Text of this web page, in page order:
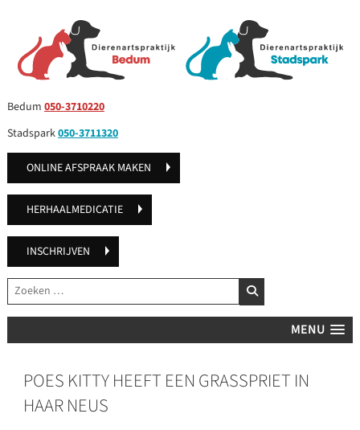
Bedum 050-3710220
Stadspark050-3711320
ONLINE AFSPRAAK MAKEN
HERHAALMEDICATIE
INSCHRIJVEN
Zoeken ZOEKEN
MENU
POES KITTY HEEFT EEN GRASSPRIET IN
HAAR NEUS